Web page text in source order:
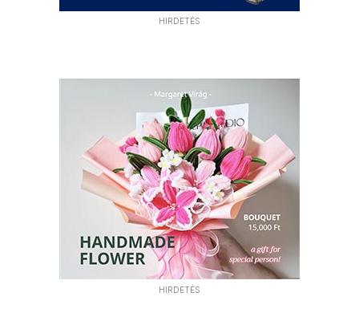
HIRDETÉS
HIRDETÉS